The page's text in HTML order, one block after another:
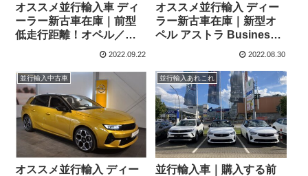
オススメ並行輸入車 ディ
ーラー新古車在庫｜前型
低走行距離！オペル／ボ
クスホール アストラ スポ
1.4 左ハンドル
2022.09.22
オススメ並行輸入 ディー
ラー新古車在庫｜新型オ
ペル アストラ Business
Elegance1.2 Turbo
2022.08.30
並行輸入中古車
オススメ並行輸入 ディー
並行輸入あれこれ
並行輸入車｜購入する前